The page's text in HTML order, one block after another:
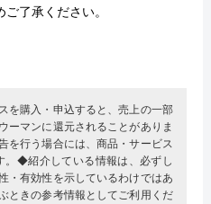
了承ください。
を購入・申込すると、売上の一部
ーマンに還元されることがありま
を行う場合には、商品・サービス
。◆紹介している情報は、必ずし
・有効性を示しているわけではあ
ときの参考情報としてご利用くだ